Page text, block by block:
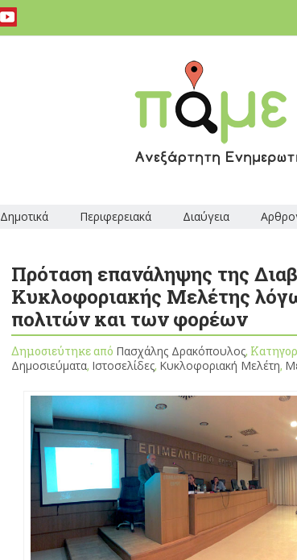
Δημοτικά Περιφερειακά Διαύγεια
Πρόταση επανάληψης της
Κυκλοφοριακής Μελέτης
πολιτών και των φορέων
Δημοσιεύτηκε από Πασχάλης Δρακόπουλος,
Δημοσιεύματα, Ιστοσελίδες, Κυκλοφοριακή Μελέτη,